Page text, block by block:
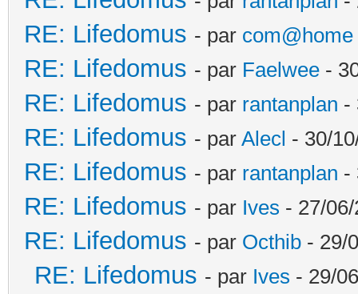
RE: Lifedomus - par com@home
RE: Lifedomus - par Faelwee -
RE: Lifedomus - par rantanplan -
RE: Lifedomus - par Alecl - 30/
RE: Lifedomus - par rantanplan -
RE: Lifedomus - par Ives - 27/
RE: Lifedomus - par Octhib - 29/
RE: Lifedomus - par Ives - 29/